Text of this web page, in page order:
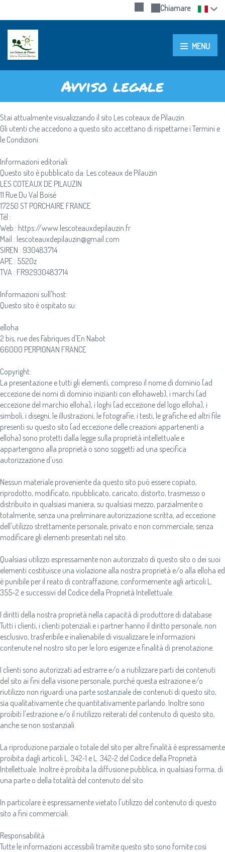
Chiamare
MENU
Avviso legale
Stai attualmente visualizzando il sito Les coteaux de Pilauzin.
Gli utenti che accedono a questo sito accettano di rispettarne i Termini e
le Condizioni.
Informazioni editoriali:
Questo sito è pubblicato da: Les coteaux de Pilauzin
LES COTEAUX DE PILAUZIN
11 Rue Du Val Boisé
17250 ST PORCHAIRE FRANCE
Tél :
Web : https://www.lescoteauxdepilauzin.fr
Mail : lescoteauxdepilauzin@gmail.com
SIREN : 930483714
APE : 5520z
TVA : FR92930483714
Informazioni sull'host:
Questo sito è ospitato su:
elloha
2 bis, rue des Fabriques d'En Nabot
66000 PERPIGNAN FRANCE
Copyright:
La presentazione e tutti gli elementi, compreso il nome di dominio (ad
eccezione dei nomi di dominio inizianti con ellohaweb), i marchi (ad
eccezione del marchio elloha), i loghi (ad eccezione del logo elloha), i
simboli, i disegni, le illustrazioni, le fotografie, i testi, le grafiche ed altri file
presenti su questo sito (ad eccezione delle creazioni appartenenti a
elloha) sono protetti dalla legge sulla proprietà intellettuale e
appartengono alla proprietà o sono soggetti ad una specifica
autorizzazione d'uso.
Nessun materiale proveniente da questo sito può essere copiato,
riprodotto, modificato, ripubblicato, caricato, distorto, trasmesso o
distribuito in qualsiasi maniera, su qualsiasi mezzo, parzialmente o
totalmente, senza una preliminare autorizzazione scritta, ad eccezione
dell'utilizzo strettamente personale, privato e non commerciale, senza
modificare gli elementi presentati nel sito.
Qualsiasi utilizzo espressamente non autorizzato di questo sito o dei suoi
elementi costituisce una violazione alla nostra proprietà e/o alla elloha ed
è punibile per il reato di contraffazione, conformemente agli articoli L.
355-2 e successivi del Codice della Proprietà Intellettuale.
I diritti della nostra proprietà nella capacità di produttore di database
Tutti i clienti, i clienti potenziali e i partner hanno il diritto personale, non
esclusivo, trasferibile e inalienabile di visualizzare le informazioni
contenute nel nostro sito per le loro esigenze e finalità di prenotazione.
I clienti sono autorizzati ad estrarre e/o a riutilizzare parti dei contenuti
del sito ai fini della visione personale, purché questa estrazione e/o
riutilizzo non riguardi una parte sostanziale dei contenuti di questo sito,
sia qualitativamente che quantitativamente parlando. Inoltre sono
proibiti l'estrazione e/o il riutilizzo reiterati del contenuto di questo sito,
anche se non sostanziali.
La riproduzione parziale o totale del sito per altre finalità è espressamente
proibita dagli articoli L. 342-1 e L. 342-2 del Codice della Proprietà
Intellettuale. Inoltre è proibita la diffusione pubblica, in qualsiasi forma, di
una parte o della totalità del contenuto del sito.
In particolare è espressamente vietato l'utilizzo del contenuto di questo
sito a fini commerciali.
Responsabilità
Tutte le informazioni accessibili tramite questo sito sono fornite così